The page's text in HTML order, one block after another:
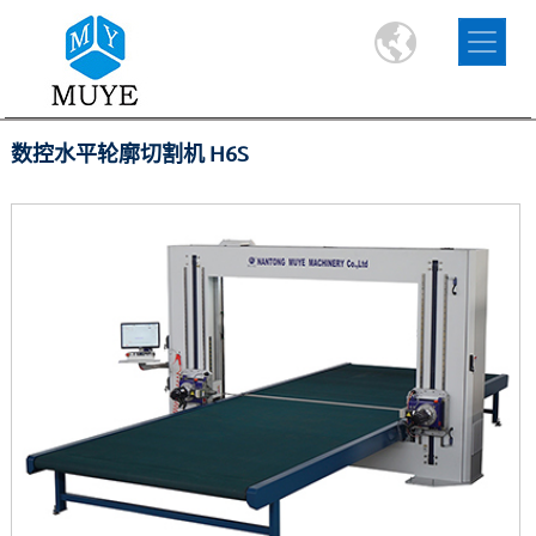
数控水平轮廓切割机 H6S